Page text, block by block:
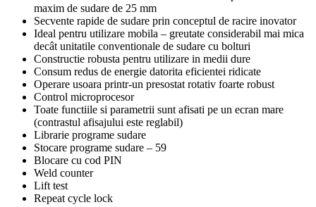
maxim de sudare de 25 mm
Secvente rapide de sudare prin conceptul de racire inovator
Ideal pentru utilizare mobila – greutate considerabil mai mica
decât unitatile conventionale de sudare cu bolturi
Constructie robusta pentru utilizare in medii dure
Consum redus de energie datorita eficientei ridicate
Operare usoara printr-un presostat rotativ foarte robust
Control microprocesor
Toate functiile si parametrii sunt afisati pe un ecran mare
(contrastul afisajului este reglabil)
Librarie programe sudare
Stocare programe sudare – 59
Blocare cu cod PIN
Weld counter
Lift test
Repeat cycle lock